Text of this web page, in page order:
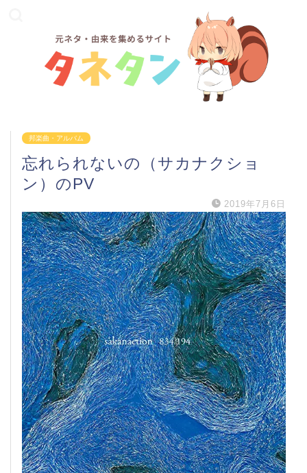
邦楽曲・アルバム
忘れられないの（サカナクショ
ン）のPV
2019年7月6日